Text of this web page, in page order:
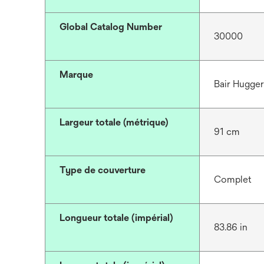
Global Catalog Number
30000
Marque
Bair
Largeur totale (métrique)
91 cm
Type de couverture
Complet
Longueur totale (impérial)
83.86 in